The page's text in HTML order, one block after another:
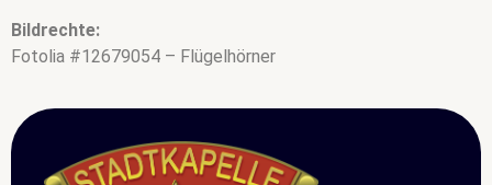
Bildrechte:
Fotolia #12679054 – Flügelhörner